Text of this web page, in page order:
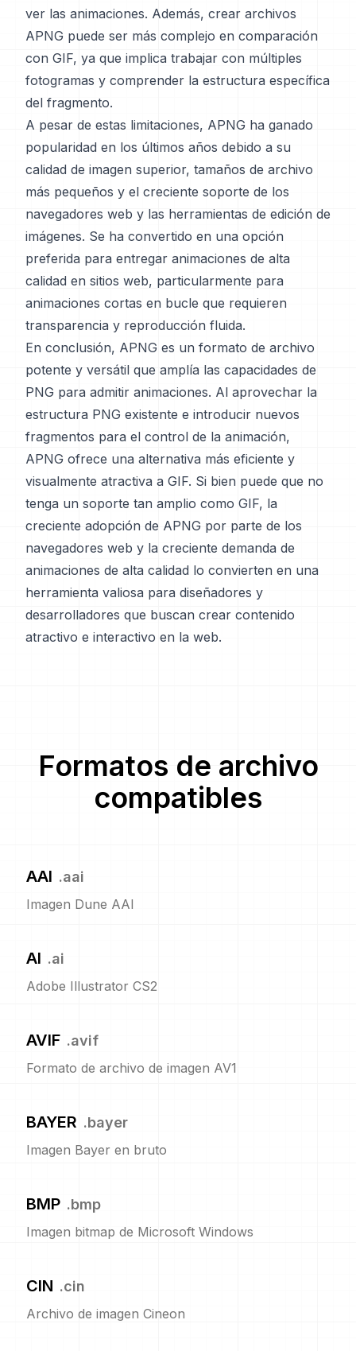
ver las animaciones. Además, crear archivos
APNG puede ser más complejo en comparación
con GIF, ya que implica trabajar con múltiples
fotogramas y comprender la estructura específica
del fragmento.
A pesar de estas limitaciones, APNG ha ganado
popularidad en los últimos años debido a su
calidad de imagen superior, tamaños de archivo
más pequeños y el creciente soporte de los
navegadores web y las herramientas de edición de
imágenes. Se ha convertido en una opción
preferida para entregar animaciones de alta
calidad en sitios web, particularmente para
animaciones cortas en bucle que requieren
transparencia y reproducción fluida.
En conclusión, APNG es un formato de archivo
potente y versátil que amplía las capacidades de
PNG para admitir animaciones. Al aprovechar la
estructura PNG existente e introducir nuevos
fragmentos para el control de la animación,
APNG ofrece una alternativa más eficiente y
visualmente atractiva a GIF. Si bien puede que no
tenga un soporte tan amplio como GIF, la
creciente adopción de APNG por parte de los
navegadores web y la creciente demanda de
animaciones de alta calidad lo convierten en una
herramienta valiosa para diseñadores y
desarrolladores que buscan crear contenido
atractivo e interactivo en la web.
Formatos de archivo
compatibles
AAI .aai
Imagen Dune AAI
AI .ai
Adobe Illustrator CS2
AVIF .avif
Formato de archivo de imagen AV1
BAYER .bayer
Imagen Bayer en bruto
BMP .bmp
Imagen bitmap de Microsoft Windows
CIN .cin
Archivo de imagen Cineon